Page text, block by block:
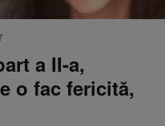
a II-a,
o fac fericită,